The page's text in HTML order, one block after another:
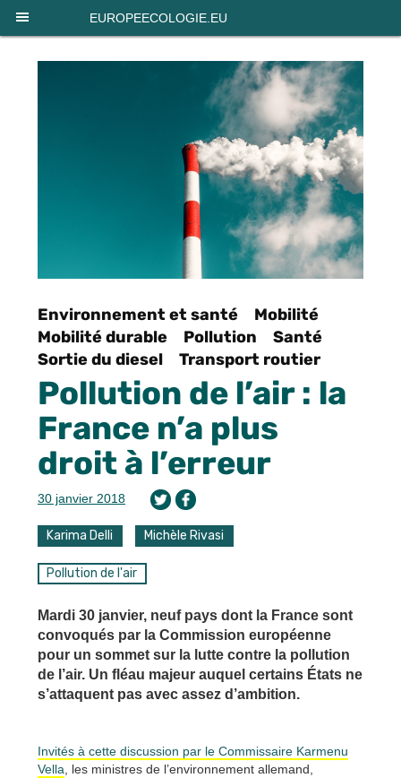
EUROPEECOLOGIE.EU
Environnement et santé
Mobilité
Mobilité durable
Pollution
Santé
Sortie du diesel
Transport routier
Pollution de l’air : la
France n’a plus
droit à l’erreur
30 janvier 2018
Karima Delli Michèle Rivasi
Pollution de l'air
Mardi 30 janvier, neuf pays dont la France sont
convoqués par la Commission européenne
pour un sommet sur la lutte contre la pollution
de l’air. Un fléau majeur auquel certains États ne
s’attaquent pas avec assez d’ambition.
Invités à cette discussion par le Commissaire Karmenu
Vella , les ministres de l’environnement allemand,